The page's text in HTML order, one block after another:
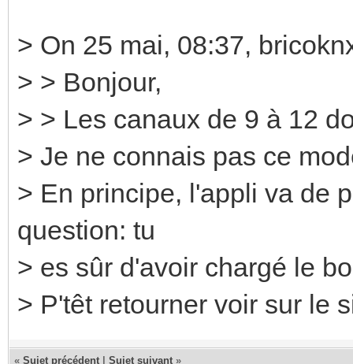
> On 25 mai, 08:37,
> > Bonjour,
> > Les canaux de 9 à 12
> Je ne connais pas ce
> En principe, l'appli va de
question: tu
> es sûr d'avoir chargé le
> P'têt retourner voir sur le
« Sujet précédent Sujet suivant »